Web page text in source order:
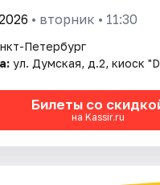
• вторник • 11:30
Петербург
ул. Думская, д.2, киоск
Билеты со
на Kassir.ru